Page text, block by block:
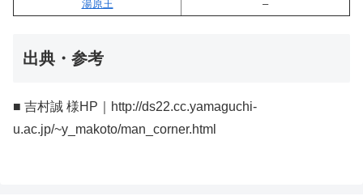
湯原王
–
出典・参考
■ 吉村誠 様HP｜http://ds22.cc.yamaguchi-
u.ac.jp/~y_makoto/man_corner.html